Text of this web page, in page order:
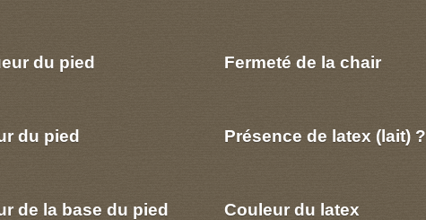
du pied
du pied
de la base du pied
Fermeté de la chair
Présence de latex (lait) ?
Couleur du latex